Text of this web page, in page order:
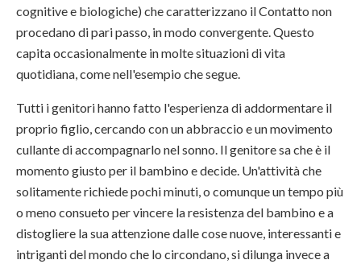
cognitive e biologiche) che caratterizzano il Contatto non
procedano di pari passo, in modo convergente. Questo
capita occasionalmente in molte situazioni di vita
quotidiana, come nell'esempio che segue.
Tutti i genitori hanno fatto l'esperienza di addormentare il
proprio figlio, cercando con un abbraccio e un movimento
cullante di accompagnarlo nel sonno. Il genitore sa che è il
momento giusto per il bambino e decide. Un'attività che
solitamente richiede pochi minuti, o comunque un tempo più
o meno consueto per vincere la resistenza del bambino e a
distogliere la sua attenzione dalle cose nuove, interessanti e
intriganti del mondo che lo circondano, si dilunga invece a